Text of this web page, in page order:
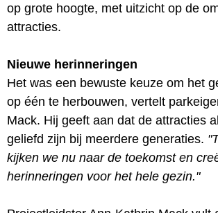
op grote hoogte, met uitzicht op de
attracties.
Nieuwe herinneringen
Het was een bewuste keuze om het
op één te herbouwen, vertelt
Mack. Hij geeft aan dat de attracties
geliefd zijn bij meerdere generaties.
kijken we nu naar de toekomst en
herinneringen voor het hele gezin."